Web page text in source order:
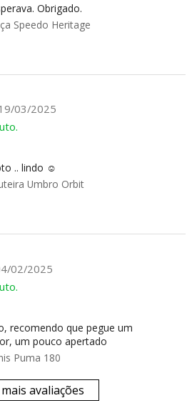
Obrigado.
Speedo Heritage
03/2025
.. lindo ☺️
Umbro Orbit
02/2025
recomendo que pegue um
um pouco apertado
Puma 180
avaliações